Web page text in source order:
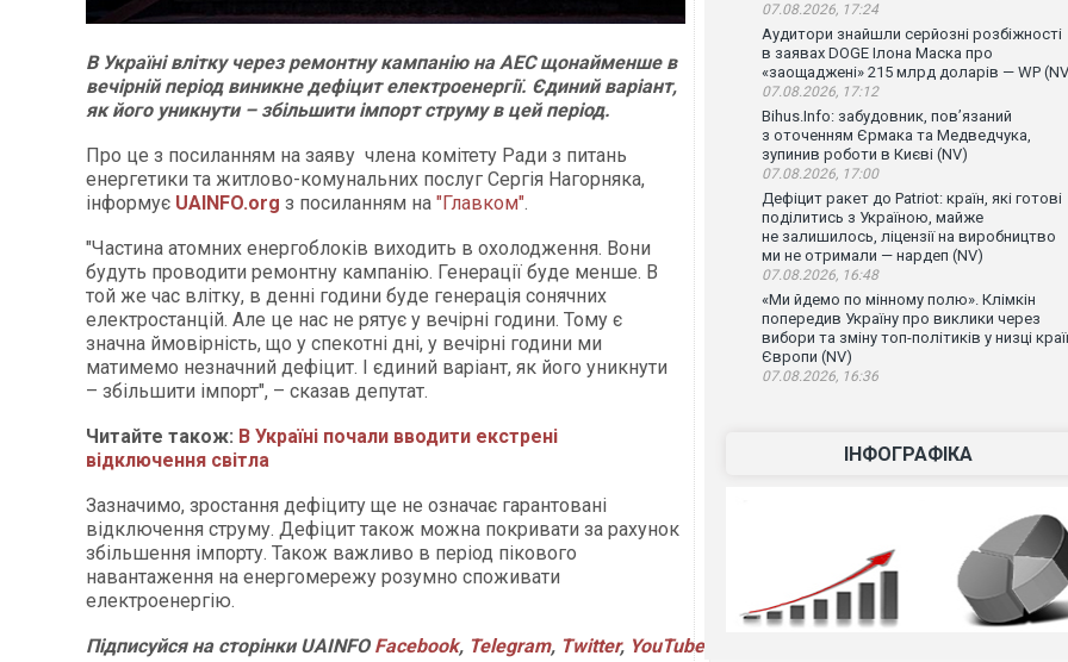
В Україні влітку через ремонтну кампанію на АЕС щонайменше в
вечірній період виникне дефіцит електроенергії. Єдиний варіант,
як його уникнути – збільшити імпорт струму в цей період.
Про це з посиланням на заяву члена комітету Ради з питань
енергетики та житлово-комунальних послуг Сергія Нагорняка,
інформує UAINFO.org з посиланням на "Главком".
"Частина атомних енергоблоків виходить в охолодження. Вони
будуть проводити ремонтну кампанію. Генерації буде менше. В
той же час влітку, в денні години буде генерація сонячних
електростанцій. Але це нас не рятує у вечірні години. Тому є
значна ймовірність, що у спекотні дні, у вечірні години ми
матимемо незначний дефіцит. І єдиний варіант, як його уникнути
– збільшити імпорт", – сказав депутат.
Читайте також: В Україні почали вводити екстрені
відключення світла
Зазначимо, зростання дефіциту ще не означає гарантовані
відключення струму. Дефіцит також можна покривати за рахунок
збільшення імпорту. Також важливо в період пікового
навантаження на енергомережу розумно споживати
електроенергію.
ПідписуйсянасторінкиUAINFO Facebook, Telegram, Twitter, YouTube
07.08.2026, 17:24
Аудитори знайшли серйозні розбіжності
в заявах DOGE Ілона Маска про
«заощаджені» 215 млрд доларів — WP
07.08.2026, 17:12
Bihus.Info: забудовник, пов’язаний
з оточенням Єрмака та Медведчука,
зупинив роботи в Києві (NV)
07.08.2026, 17:00
Дефіцит ракет до Patriot: країн, які готові
поділитись з Україною, майже
не залишилось, ліцензії на виробництво
ми не отримали — нардеп (NV)
07.08.2026, 16:48
«Ми йдемо по мінному полю». Клімкін
попередив Україну про виклики через
вибори та зміну топ-політиків у низці
Європи (NV)
07.08.2026, 16:36
ІНФОГРАФІКА